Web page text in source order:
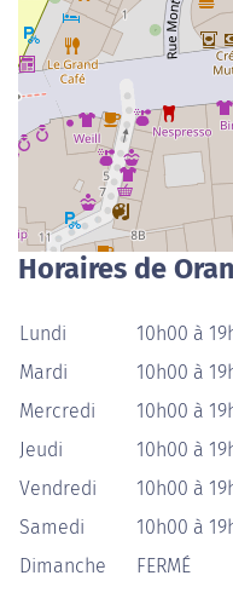
Horaires de
Lundi
10h00 à
Mardi
10h00 à
Mercredi
10h00 à
Jeudi
10h00 à
Vendredi
10h00 à
Samedi
10h00 à
Dimanche
FERMÉ